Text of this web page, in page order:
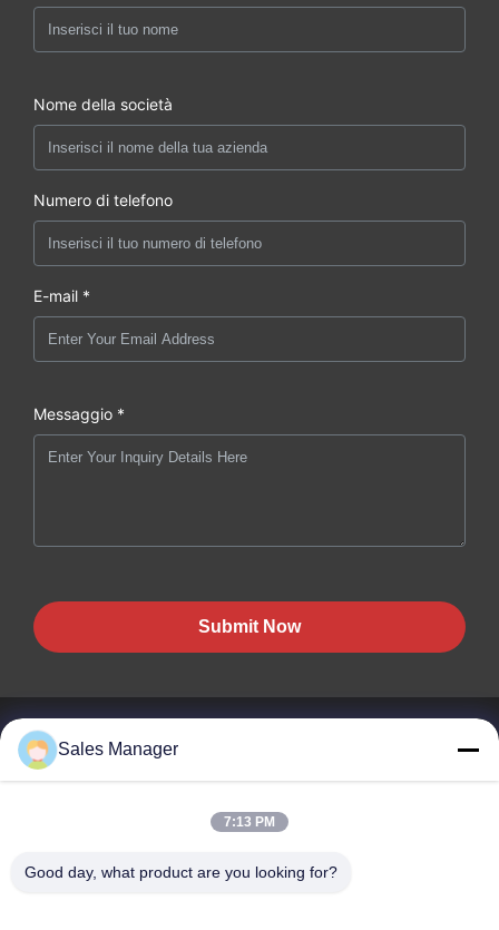
Nome della società
Numero di telefono
E-mail *
Messaggio *
Submit Now
BEST PIPELINE EQUIPMENT CO.,LTD
Collegamenti Rapidi
Sales Manager
7:13 PM
Good day, what product are you looking for?